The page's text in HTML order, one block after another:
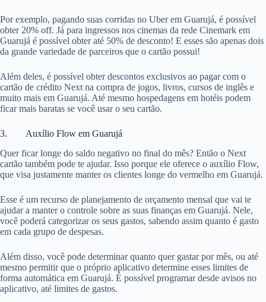
Por exemplo, pagando suas corridas no Uber em Guarujá, é possível
obter 20% off. Já para ingressos nos cinemas da rede Cinemark em
Guarujá é possível obter até 50% de desconto! E esses são apenas dois
da grande variedade de parceiros que o cartão possui!
Além deles, é possível obter descontos exclusivos ao pagar com o
cartão de crédito Next na compra de jogos, livros, cursos de inglês e
muito mais em Guarujá. Até mesmo hospedagens em hotéis podem
ficar mais baratas se você usar o seu cartão.
3. Auxílio Flow em Guarujá
Quer ficar longe do saldo negativo no final do mês? Então o Next
cartão também pode te ajudar. Isso porque ele oferece o auxílio Flow,
que visa justamente manter os clientes longe do vermelho em Guarujá.
Esse é um recurso de planejamento de orçamento mensal que vai te
ajudar a manter o controle sobre as suas finanças em Guarujá. Nele,
você poderá categorizar os seus gastos, sabendo assim quanto é gasto
em cada grupo de despesas.
Além disso, você pode determinar quanto quer gastar por mês, ou até
mesmo permitir que o próprio aplicativo determine esses limites de
forma automática em Guarujá. É possível programar desde avisos no
aplicativo, até limites de gastos.